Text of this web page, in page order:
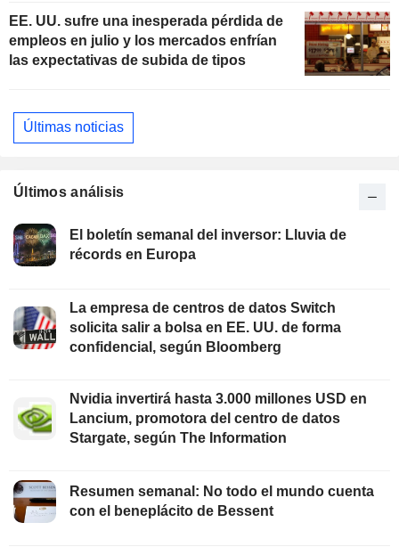
EE. UU. sufre una inesperada pérdida de
empleos en julio y los mercados enfrían
las expectativas de subida de tipos
Últimas noticias
Últimos análisis
El boletín semanal del inversor: Lluvia de
récords en Europa
La empresa de centros de datos Switch
solicita salir a bolsa en EE. UU. de forma
confidencial, según Bloomberg
Nvidia invertirá hasta 3.000 millones USD en
Lancium, promotora del centro de datos
Stargate, según The Information
Resumen semanal: No todo el mundo cuenta
con el beneplácito de Bessent